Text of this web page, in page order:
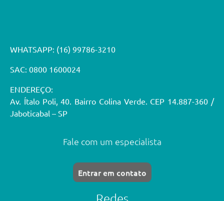
WHATSAPP: (16) 99786-3210
SAC: 0800 1600024
ENDEREÇO:
Av. Ítalo Poli, 40. Bairro Colina Verde. CEP 14.887-360 /
Jaboticabal – SP
Fale com um especialista
Entrar em contato